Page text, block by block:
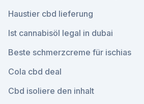
Haustier cbd lieferung
Ist cannabisöl legal in dubai
Beste schmerzcreme für ischias
Cola cbd deal
Cbd isoliere den inhalt